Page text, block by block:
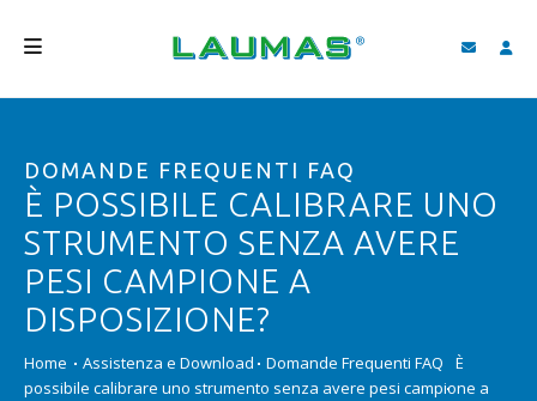
PRODOTTI
SERVIZI
ASSISTENZA E DOWNLOAD
VIDEO
BLOG
DOMANDE FREQUENTI FAQ
È POSSIBILE CALIBRARE UNO
STRUMENTO SENZA AVERE
PESI CAMPIONE A
DISPOSIZIONE?
Home Assistenza e Download Domande Frequenti FAQ
È
possibile calibrare uno strumento senza avere pesi campione a